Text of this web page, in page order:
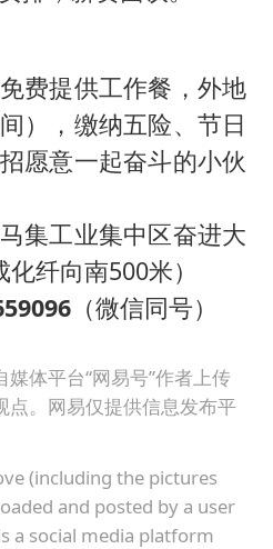
费提供工作餐，外地
），缴纳五险、节日
愿意一起奋斗的小伙
集工业集中区奋进大
纤向南500米）
（微信同号）
体平台“网易号”作者上传
点。网易仅提供信息发布平
(including the pictures
and posted by a user
a social media platform